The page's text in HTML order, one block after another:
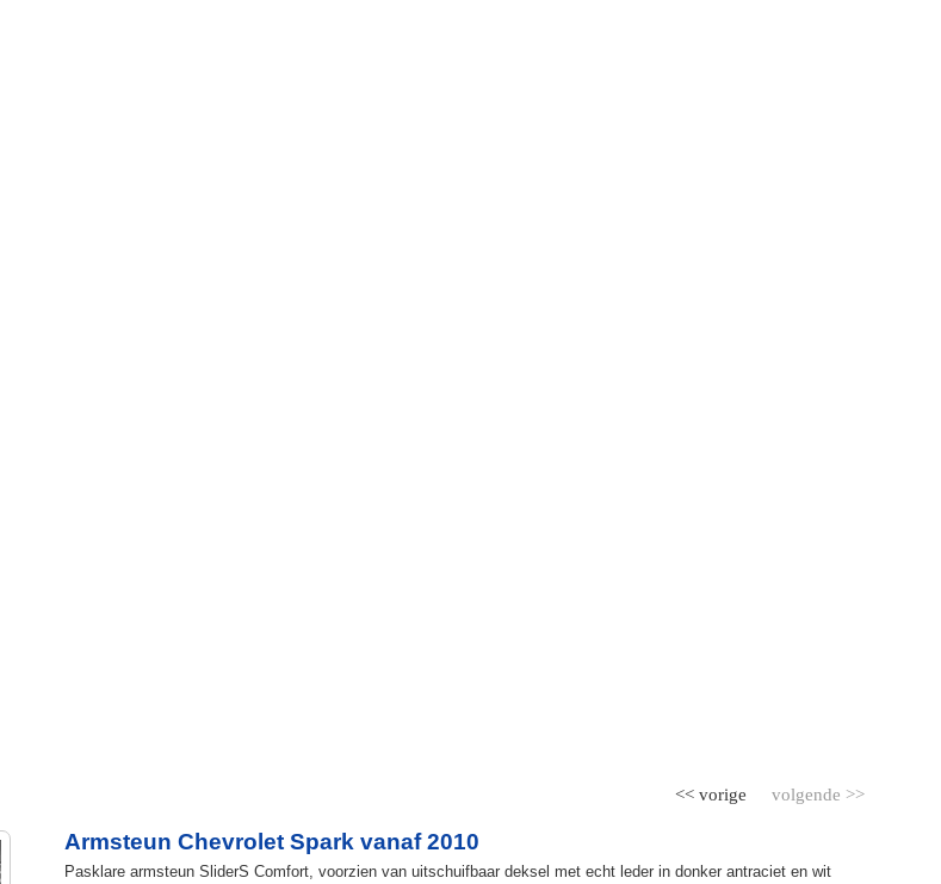
volgende >>
<< vorige
Armsteun Chevrolet Spark vanaf 2010
Pasklare armsteun SliderS Comfort, voorzien van uitschuifbaar deksel met echt leder in donker antraciet en wit